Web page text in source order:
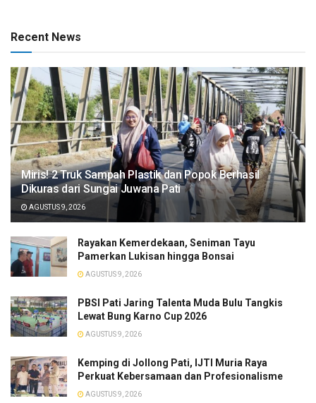
Recent News
​Miris! 2 Truk Sampah Plastik dan Popok Berhasil
Dikuras dari Sungai Juwana Pati
AGUSTUS 9, 2026
Rayakan Kemerdekaan, Seniman Tayu
Pamerkan Lukisan hingga Bonsai
AGUSTUS 9, 2026
PBSI Pati Jaring Talenta Muda Bulu Tangkis
Lewat Bung Karno Cup 2026
AGUSTUS 9, 2026
​Kemping di Jollong Pati, IJTI Muria Raya
Perkuat Kebersamaan dan Profesionalisme
AGUSTUS 9, 2026